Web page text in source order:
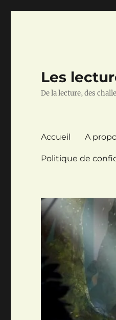
Les
De la lecture, des
Accueil A
Politique de